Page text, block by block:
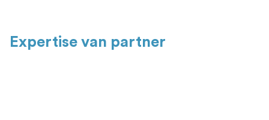
Expertise van partner